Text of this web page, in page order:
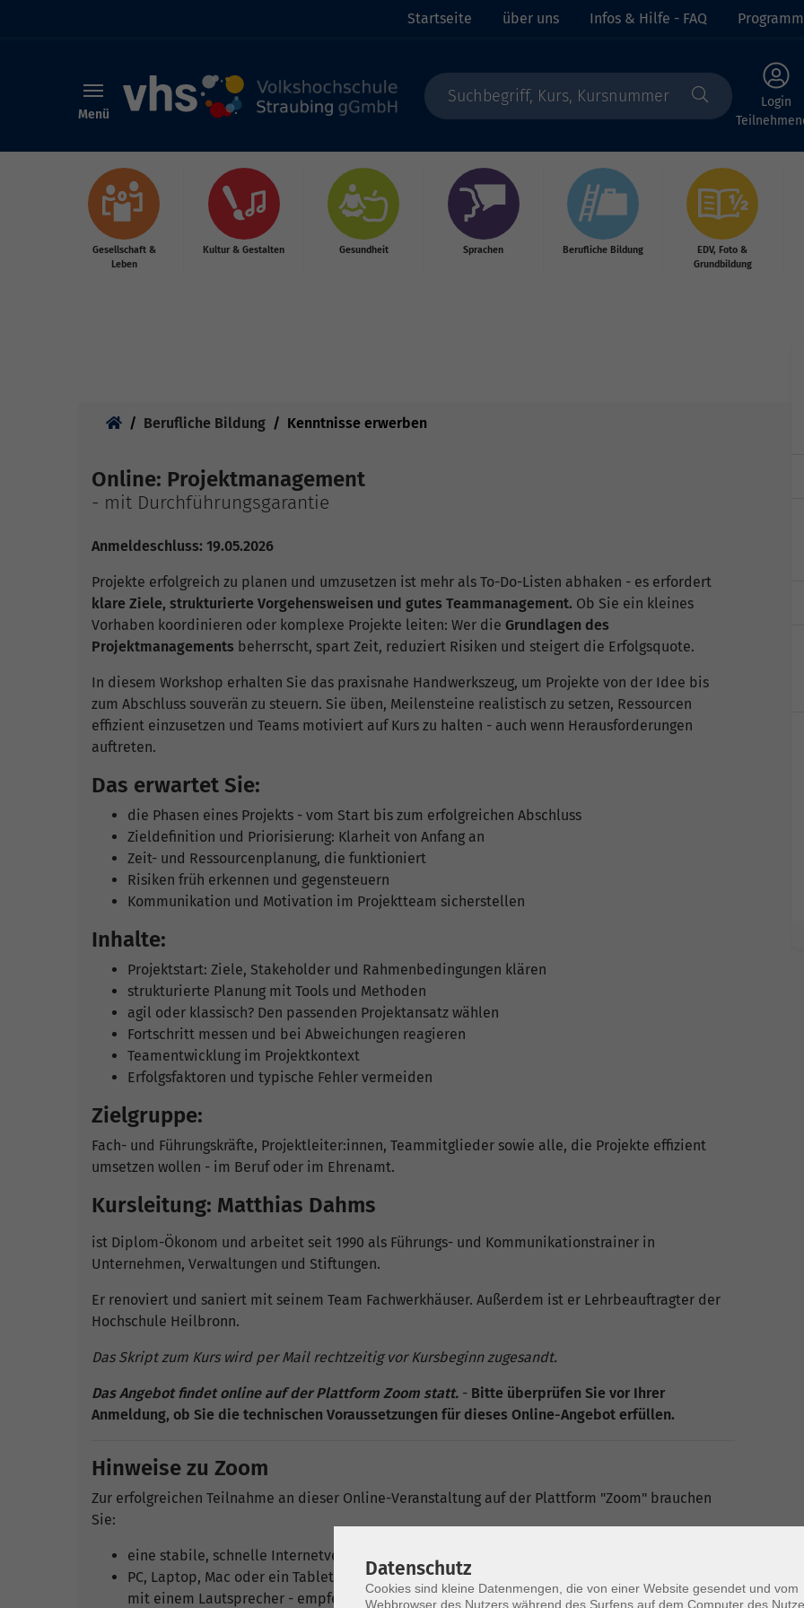
Startseite über uns Infos & Hilfe - FAQ Programm
Menü
Login
Gesellschaft &
Leben
Kultur & Gestalten Gesundheit Sprachen Berufliche Bildung
EDV, Foto &
Grundbildung
Berufliche Bildung Kenntnisse erwerben
Online: Projektmanagement
- mit Durchführungsgarantie
Anmeldeschluss: 19.05.2026
Projekte erfolgreich zu planen und umzusetzen ist mehr als To-Do-Listen abhaken - es erfordert
klare Ziele, strukturierte Vorgehensweisen und gutes Teammanagement. Ob Sie ein kleines
Vorhaben koordinieren oder komplexe Projekte leiten: Wer die Grundlagen des
Projektmanagements beherrscht, spart Zeit, reduziert Risiken und steigert die Erfolgsquote.
In diesem Workshop erhalten Sie das praxisnahe Handwerkszeug, um Projekte von der Idee bis
zum Abschluss souverän zu steuern. Sie üben, Meilensteine realistisch zu setzen, Ressourcen
effizient einzusetzen und Teams motiviert auf Kurs zu halten - auch wenn Herausforderungen
auftreten.
Das erwartet Sie:
die Phasen eines Projekts - vom Start bis zum erfolgreichen Abschluss
Zieldefinition und Priorisierung: Klarheit von Anfang an
Zeit- und Ressourcenplanung, die funktioniert
Risiken früh erkennen und gegensteuern
Kommunikation und Motivation im Projektteam sicherstellen
Inhalte:
Projektstart: Ziele, Stakeholder und Rahmenbedingungen klären
strukturierte Planung mit Tools und Methoden
agil oder klassisch? Den passenden Projektansatz wählen
Fortschritt messen und bei Abweichungen reagieren
Teamentwicklung im Projektkontext
Erfolgsfaktoren und typische Fehler vermeiden
Zielgruppe:
Fach- und Führungskräfte, Projektleiter:innen, Teammitglieder sowie alle, die Projekte effizient
umsetzen wollen - im Beruf oder im Ehrenamt.
Kursleitung: Matthias Dahms
ist Diplom-Ökonom und arbeitet seit 1990 als Führungs- und Kommunikationstrainer in
Unternehmen, Verwaltungen und Stiftungen.
Er renoviert und saniert mit seinem Team Fachwerkhäuser. Außerdem ist er Lehrbeauftragter der
Hochschule Heilbronn.
Das Skript zum Kurs wird per Mail rechtzeitig vor Kursbeginn zugesandt.
Das Angebot findet online auf der Plattform Zoom statt. - Bitte überprüfen Sie vor Ihrer
Anmeldung, ob Sie die technischen Voraussetzungen für dieses Online-Angebot erfüllen.
Hinweise zu Zoom
Zur erfolgreichen Teilnahme an dieser Online-Veranstaltung auf der Plattform "Zoom" brauchen
Sie:
eine stabile, schnelle Internetverbindung - besser mit LAN-Kabel als im WLAN
PC, Laptop, Mac oder ein Tablet (zur Not reicht auch ein Smartphone), jeweils mindestens
mit einem Lautsprecher - empfehlenswert ist ggf. ein Kopfhörer, um ungestört von
Datenschutz
Cookies sind kleine Datenmengen, die von einer Website gesendet und vom
Webbrowser des Nutzers während des Surfens auf dem Computer des